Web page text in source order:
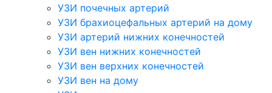
УЗИ почечных артерий
УЗИ брахиоцефальных артерий на дому
УЗИ артерий нижних конечностей
УЗИ вен нижних конечностей
УЗИ вен верхних конечностей
УЗИ вен на дому